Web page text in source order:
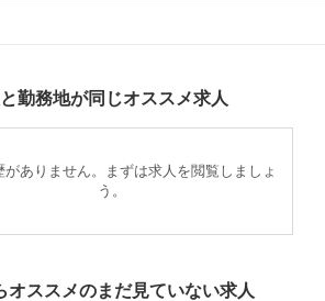
勤務地が同じオススメ求人
がありません。まずは求人を閲覧しましょ
う。
オススメのまだ見ていない求人